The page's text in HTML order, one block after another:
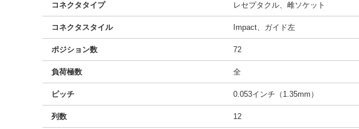
コネクタタイプ レセプタクル、雌ソケット
コネクタスタイル Impact、ガイド左
ポジション数 72
負荷極数 全
ピッチ 0.053インチ（1.35mm）
列数 12